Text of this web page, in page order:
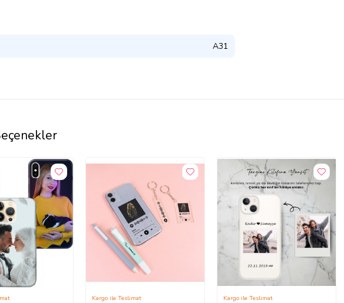
A31
Kargo ile Teslimat Kargo ile Teslimat